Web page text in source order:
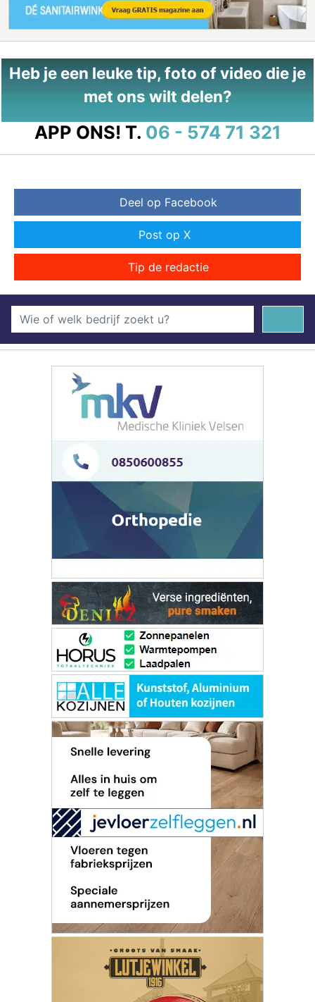
Heb je een leuke tip, foto of video die je
met ons wilt delen?
APP ONS! T. 06 - 574 71 321
Deel op Facebook
Post op X
Tip de redactie